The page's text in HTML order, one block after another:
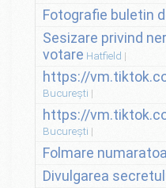
Fotografie buletin
Sesizare privind
votare Hatfield
https://
București
https://
București
Folmare
Divulgarea